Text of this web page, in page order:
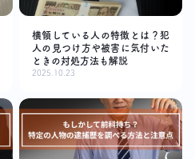
横領している人の特徴とは？犯
人の見つけ方や被害に気付いた
ときの対処方法も解説
2025.10.23